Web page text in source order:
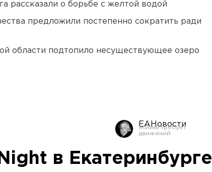
рассказали о борьбе с желтой водой
предложили постепенно сократить ради
области подтопило несуществующее озеро
ЕАНовости
в Екатеринбурге